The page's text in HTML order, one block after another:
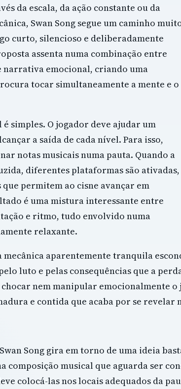
da escala, da ação constante ou da
Swan Song segue um caminho
curto, silencioso e deliberadamente
assenta numa combinação entre
narrativa emocional, criando uma
tocar simultaneamente a mente e o
simples. O jogador deve ajudar um
a saída de cada nível. Para isso,
notas musicais numa pauta. Quando a
diferentes plataformas são ativadas,
permitem ao cisne avançar em
é uma mistura interessante entre
e ritmo, tudo envolvido numa
relaxante.
mecânica aparentemente tranquila
luto e pelas consequências que a
nem manipular emocionalmente o
e contida que acaba por se revelar
Song gira em torno de uma ideia
composição musical que aguarda ser
colocá-las nos locais adequados da